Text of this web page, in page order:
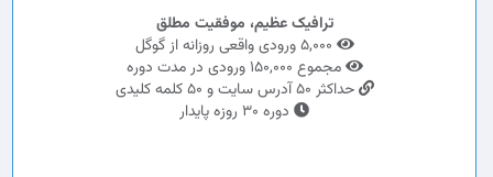
ترافیک عظیم، موفقیت مطلق
مجموع 150,000 ورودی در مدت دوره
حداکثر 50 آدرس سایت و 50 کلمه کلیدی
دوره 30 روزه پایدار